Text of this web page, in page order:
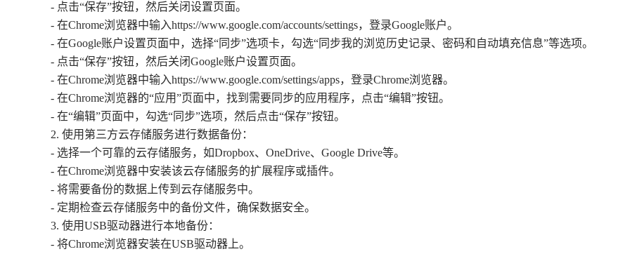
- 点击“保存”按钮，然后关闭设置页面。
- 在Chrome浏览器中输入https://www.google.com/accounts/settings，登录Google账户。
- 在Google账户设置页面中，选择“同步”选项卡，勾选“同步我的浏览历史记录、密码和自动填充信息”等选项。
- 点击“保存”按钮，然后关闭Google账户设置页面。
- 在Chrome浏览器中输入https://www.google.com/settings/apps，登录Chrome浏览器。
- 在Chrome浏览器的“应用”页面中，找到需要同步的应用程序，点击“编辑”按钮。
- 在“编辑”页面中，勾选“同步”选项，然后点击“保存”按钮。
2. 使用第三方云存储服务进行数据备份：
- 选择一个可靠的云存储服务，如Dropbox、OneDrive、Google Drive等。
- 在Chrome浏览器中安装该云存储服务的扩展程序或插件。
- 将需要备份的数据上传到云存储服务中。
- 定期检查云存储服务中的备份文件，确保数据安全。
3. 使用USB驱动器进行本地备份：
- 将Chrome浏览器安装在USB驱动器上。